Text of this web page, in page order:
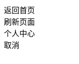
返回首页
刷新页面
个人中心
取消